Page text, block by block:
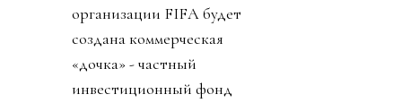
организации FIFA будет
создана коммерческая
«дочка» - частный
инвестиционный фонд